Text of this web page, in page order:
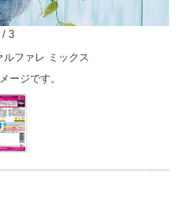
ルファレ ミックス
ージです。
/ 3